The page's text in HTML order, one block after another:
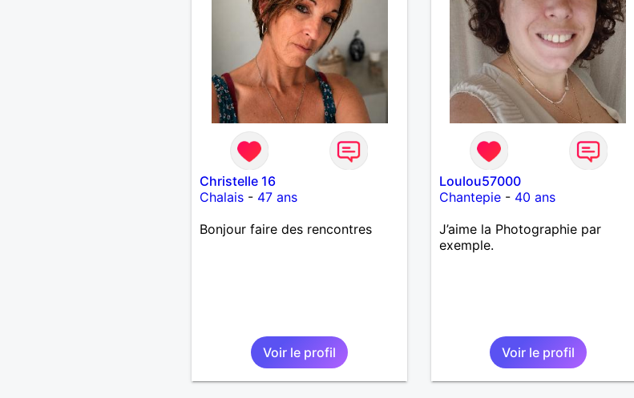
Christelle 16
Chalais- 47 ans
Bonjour faire des rencontres
Voir le profil
Loulou57000
Chantepie- 40 ans
J’aime la Photographie par
exemple.
Voir le profil